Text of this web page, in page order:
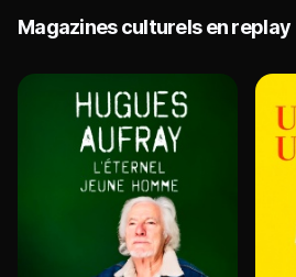
Magazines culturels en replay